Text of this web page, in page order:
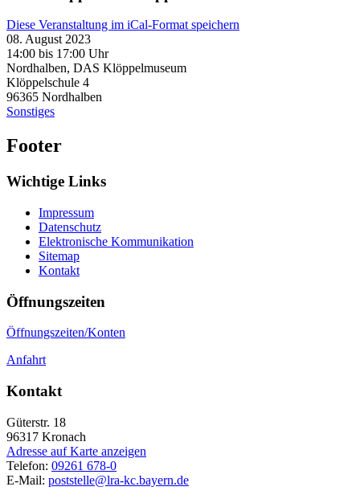
Diese Veranstaltung im iCal-Format speichern
08. August 2023
14:00 bis 17:00 Uhr
Nordhalben, DAS Klöppelmuseum
Klöppelschule 4
96365 Nordhalben
Sonstiges
Footer
Wichtige Links
Impressum
Datenschutz
Elektronische Kommunikation
Sitemap
Kontakt
Öffnungszeiten
Öffnungszeiten/Konten
Anfahrt
Kontakt
Güterstr. 18
96317 Kronach
Adresse auf Karte anzeigen
Telefon: 09261 678-0
E-Mail: poststelle@lra-kc.bayern.de